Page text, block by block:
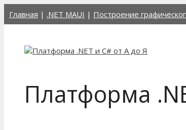
Главная | .NET MAUI | Построение
Платформа